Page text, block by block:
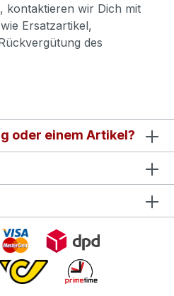
kontaktieren wir Dich mit
Ersatzartikel,
des
oder einem Artikel?